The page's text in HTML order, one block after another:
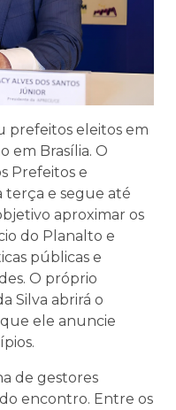
prefeitos eleitos em
em Brasília. O
Prefeitos e
terça e segue até
aproximar os
do Planalto e
públicas e
O próprio
Silva abrirá o
ele anuncie
de gestores
encontro. Entre os